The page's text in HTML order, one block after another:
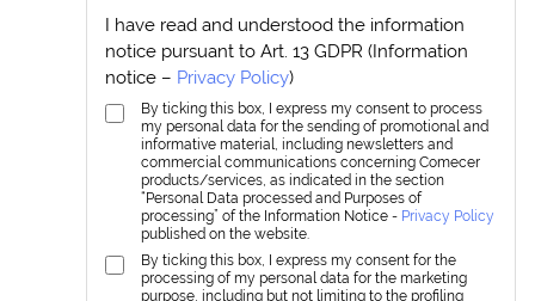
I have read and understood the information
notice pursuant to Art. 13 GDPR (Information
notice – Privacy Policy)
By ticking this box, I express my consent to process
my personal data for the sending of promotional and
informative material, including newsletters and
commercial communications concerning Comecer
products/services, as indicated in the section
“Personal Data processed and Purposes of
processing” of the Information Notice - Privacy Policy
published on the website.
By ticking this box, I express my consent for the
processing of my personal data for the marketing
purpose, including but not limiting to the profiling